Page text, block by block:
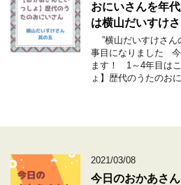
おにいさんを年
は横山だいすけ
”横山だいすけさん
事目になりました 今
ます！ 1～4年目は
ょ】歴代のうたのお
2021/03/08
今日のおかあさ